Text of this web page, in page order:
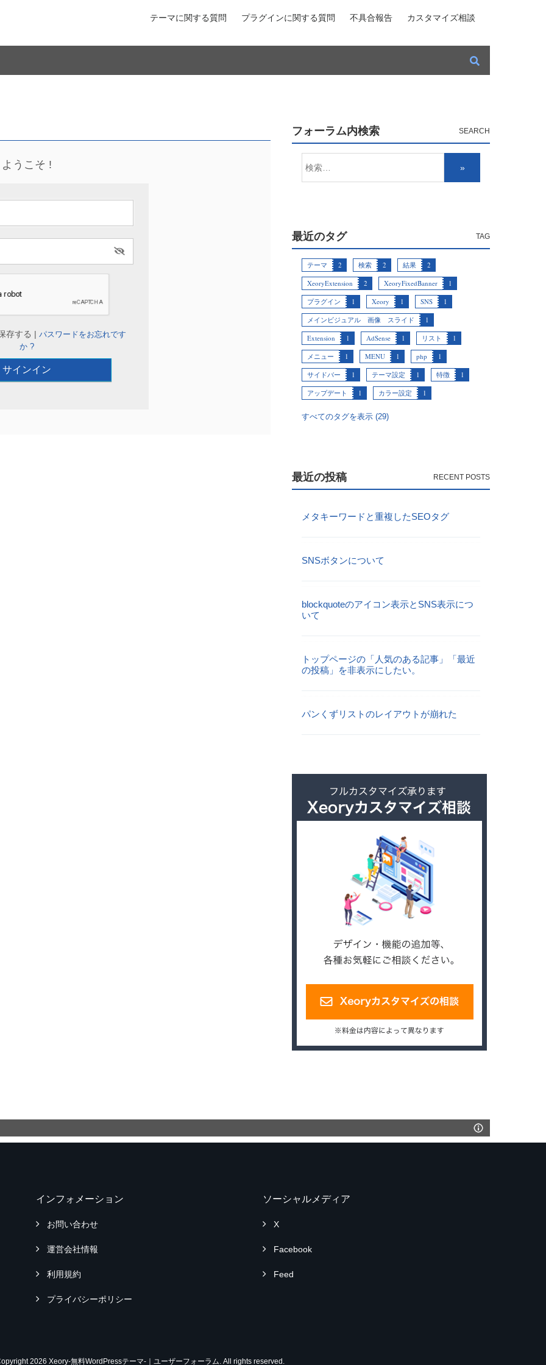
テーマに関する質問 プラグインに関する質問 不具合報告 カスタマイズ相談
ようこそ !
存する |パスワードをお忘れです
か ?
フォーラム内検索
最近のタグ
テーマ 2 検索 2 結果
2
XeoryExtension
2 XeoryFixedBanner
1
プラグイン
1 Xeory 1 SNS
1
メインビジュアル 画像 スライド
1
Extension
1 AdSense 1 リスト
1
メニュー
1 MENU 1 php
1
サイドバー
1 テーマ設定 1 特徴
1
アップデート
1 カラー設定 1
すべてのタグを表示 (29)
最近の投稿
メタキーワードと重複したSEOタグ
SNSボタンについて
blockquoteのアイコン表示とSNS表示につ
いて
トップページの「人気のある記事」「最近
の投稿」を非表示にしたい。
パンくずリストのレイアウトが崩れた
インフォメーション
お問い合わせ
運営会社情報
利用規約
プライバシーポリシー
ソーシャルメディア
X
Facebook
Feed
2026 Xeory-無料WordPressテーマ-｜ユーザーフォーラム. All rights reserved.